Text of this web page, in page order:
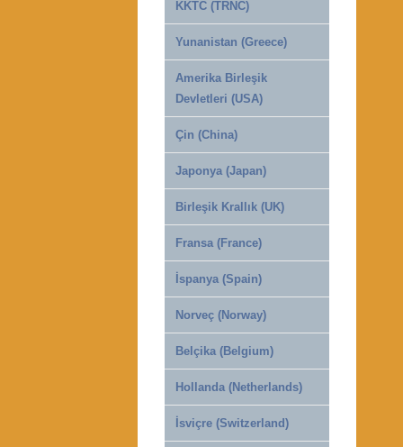
KKTC (TRNC)
Yunanistan (Greece)
Amerika Birleşik
Devletleri (USA)
Çin (China)
Japonya (Japan)
Birleşik Krallık (UK)
Fransa (France)
İspanya (Spain)
Norveç (Norway)
Belçika (Belgium)
Hollanda (Netherlands)
İsviçre (Switzerland)